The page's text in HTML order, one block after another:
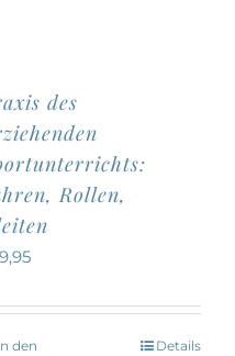
des
Rollen,
den
Details